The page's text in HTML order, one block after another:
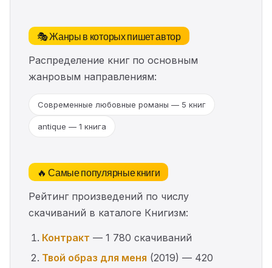
🎭 Жанры в которых пишет автор
Распределение книг по основным
жанровым направлениям:
Современные любовные романы — 5 книг
antique — 1 книга
🔥 Самые популярные книги
Рейтинг произведений по числу
скачиваний в каталоге Книгизм:
Контракт — 1 780 скачиваний
Твой образ для меня (2019) — 420